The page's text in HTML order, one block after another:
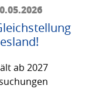
ab 2027